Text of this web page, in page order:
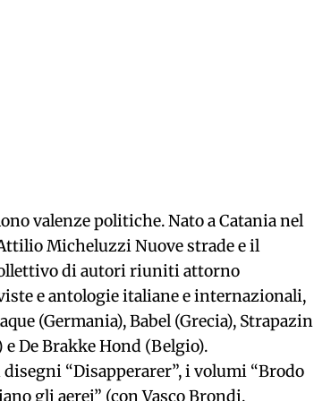
valenze politiche. Nato a Catania nel
Micheluzzi Nuove strade e il
di autori riuniti attorno
e antologie italiane e internazionali,
(Germania), Babel (Grecia), Strapazin
De Brakke Hond (Belgio).
“Disapperarer”, i volumi “Brodo
gli aerei” (con Vasco Brondi,